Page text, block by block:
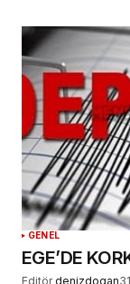
GENEL
EGE’DE
Editör denizdogan